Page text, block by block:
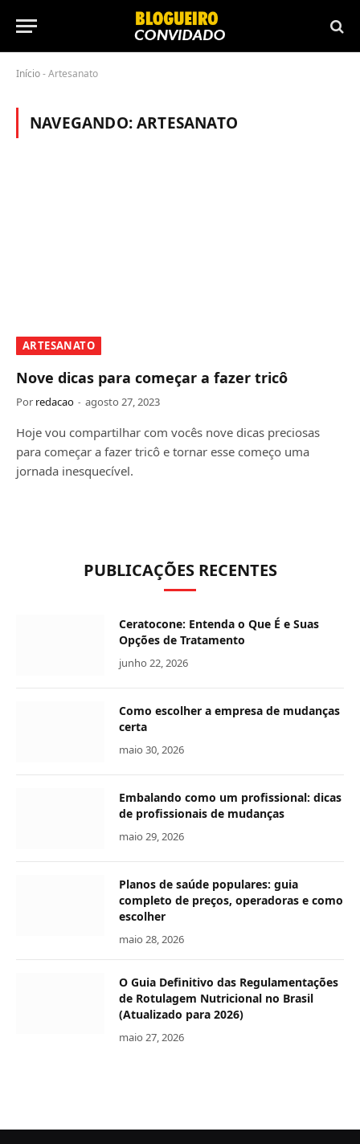
Início-Artesanato
NAVEGANDO:ARTESANATO
ARTESANATO
Nove dicas para começar a fazer tricô
Por redacao agosto 27, 2023
Hoje vou compartilhar com vocês nove dicas preciosas
para começar a fazer tricô e tornar esse começo uma
jornada inesquecível.
PUBLICAÇÕES RECENTES
Ceratocone: Entenda o Que É e Suas
Opções de Tratamento
junho 22, 2026
Como escolher a empresa de mudanças
certa
maio 30, 2026
Embalando como um profissional: dicas
de profissionais de mudanças
maio 29, 2026
Planos de saúde populares: guia
completo de preços, operadoras e como
escolher
maio 28, 2026
O Guia Definitivo das Regulamentações
de Rotulagem Nutricional no Brasil
(Atualizado para 2026)
maio 27, 2026